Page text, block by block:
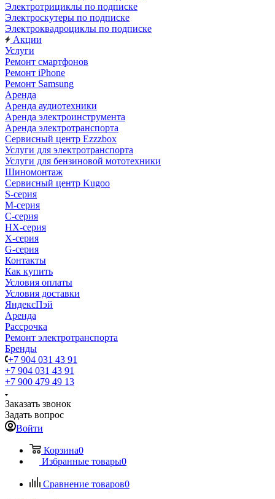
Электротрициклы по подписке
Электроскутеры по подписке
Электроквадроциклы по подписке
Акции
Услуги
Ремонт смартфонов
Ремонт iPhone
Ремонт Samsung
Аренда
Аренда аудиотехники
Аренда электроинструмента
Аренда электротранспорта
Сервисный центр Ezzzbox
Услуги для электротранспорта
Услуги для бензиновой мототехники
Шиномонтаж
Сервисный центр Kugoo
S-cерия
M-серия
С-серия
HX-серия
X-серия
G-серия
Контакты
Как купить
Условия оплаты
Условия доставки
ЯндексПэй
Аренда
Рассрочка
Ремонт электротранспорта
Бренды
+7 904 031 43 91
+7 904 031 43 91
+7 900 479 49 13
Заказать звонок
Задать вопрос
Войти
Корзина0
Избранные товары0
Сравнение товаров0